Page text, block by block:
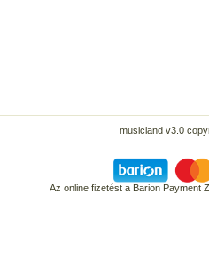
musicland v3.0
Az online fizetést a Barion Payment